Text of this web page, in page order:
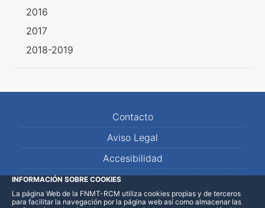
2016
2017
2018-2019
Contacto
Aviso Legal
Accesibilidad
Mapa Web
INFORMACIÓN SOBRE COOKIES
La página Web de la FNMT-RCM utiliza cookies propias y de terceros
para facilitar la navegación por la página web así como almacenar las